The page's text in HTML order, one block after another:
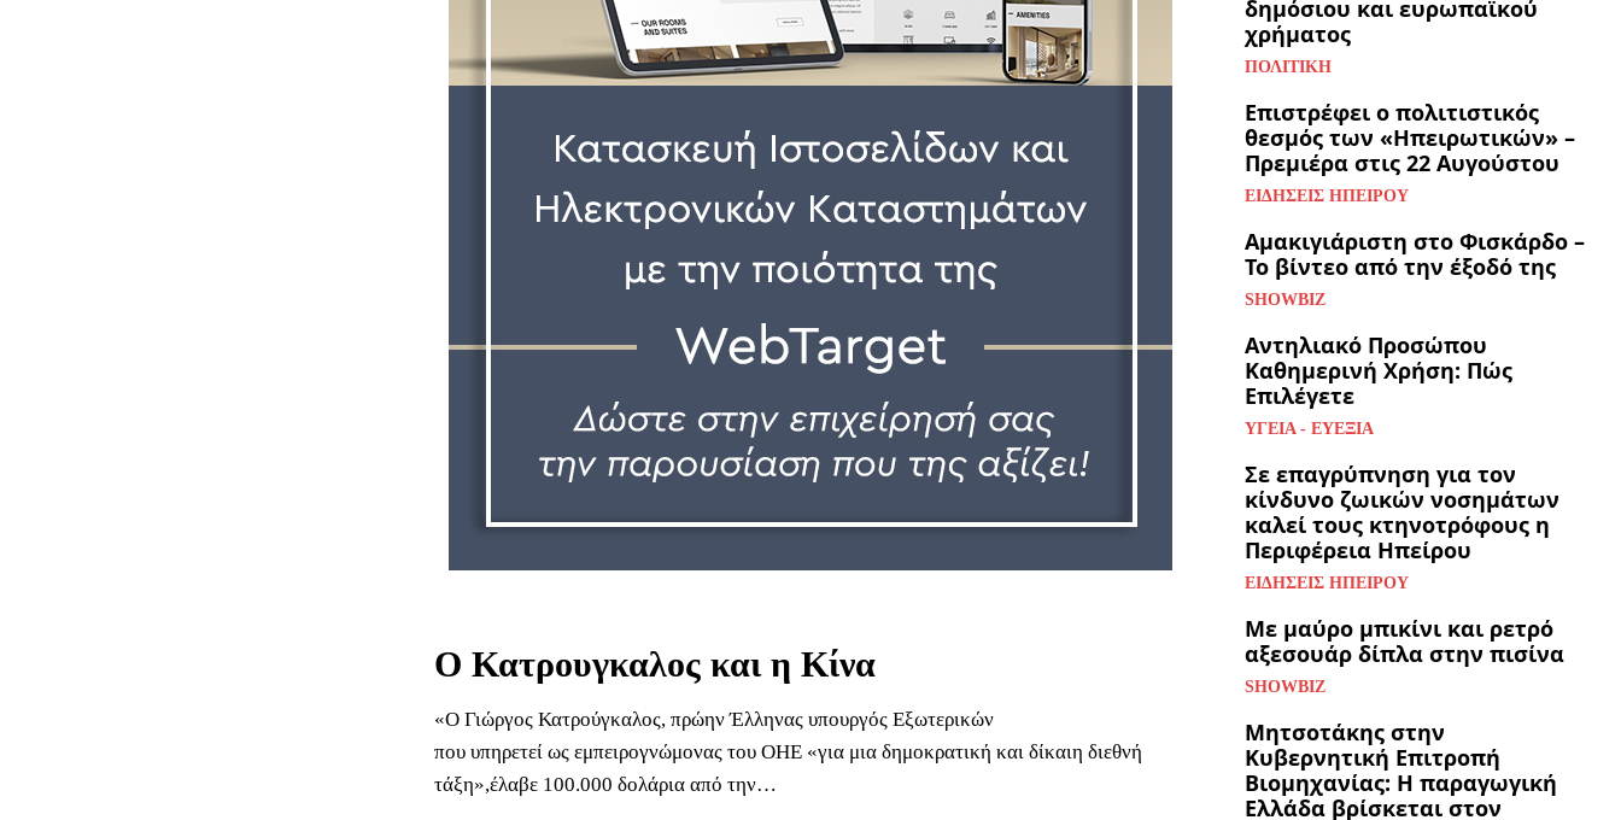
Ο Κατρουγκαλος και η Κίνα
«Ο Γιώργος Κατρούγκαλος, πρώην Έλληνας υπουργός Εξωτερικών
που υπηρετεί ως εμπειρογνώμονας του ΟΗΕ «για μια δημοκρατική και δίκαιη διεθνή
τάξη»,έλαβε 100.000 δολάρια από την…
δημόσιου και ευρωπαϊκού
χρήματος
ΠΟΛΙΤΙΚΉ
Επιστρέφει ο πολιτιστικός
θεσμός των «Ηπειρωτικών» –
Πρεμιέρα στις 22 Αυγούστου
ΕΙΔΉΣΕΙΣ ΗΠΕΊΡΟΥ
Αμακιγιάριστη στο Φισκάρδο –
Το βίντεο από την έξοδό της
SHOWBIZ
Αντηλιακό Προσώπου
Καθημερινή Χρήση: Πώς
Επιλέγετε
ΥΓΕΊΑ - ΕΥΕΞΊΑ
Σε επαγρύπνηση για τον
κίνδυνο ζωικών νοσημάτων
καλεί τους κτηνοτρόφους η
Περιφέρεια Ηπείρου
ΕΙΔΉΣΕΙΣ ΗΠΕΊΡΟΥ
Με μαύρο μπικίνι και ρετρό
αξεσουάρ δίπλα στην πισίνα
SHOWBIZ
Μητσοτάκης στην
Κυβερνητική Επιτροπή
Βιομηχανίας: Η παραγωγική
Ελλάδα βρίσκεται στον